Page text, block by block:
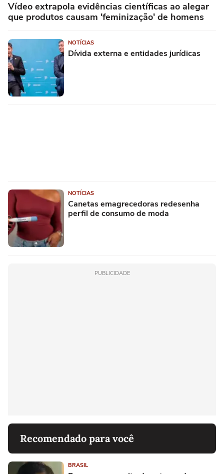
Vídeo extrapola evidências científicas ao alegar
que produtos causam 'feminização' de homens
NOTÍCIAS
Dívida externa e entidades jurídicas
NOTÍCIAS
Canetas emagrecedoras redesenha
perfil de consumo de moda
PUBLICIDADE
Recomendado para você
BRASIL